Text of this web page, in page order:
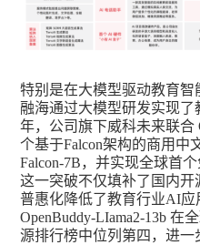
特别是在大模型驱动教育
融海通过大模型研发实现了
年，公司旗下威科未来联合
个基于Falcon架构的商用
Falcon-7B，并实现全球首
这一突破不仅填补了国内
普惠化降低了教育行业AI应
OpenBuddy-LIama2-13b 在
源排行榜中位列第四，进